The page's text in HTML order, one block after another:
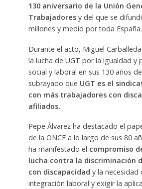
130 aniversario de la Unión
Trabajadoresy del que se
millones y medio por toda España.
Durante el acto, Miguel
la lucha de UGT por la igualdad y
social y laboral en sus 130 años
subrayado que UGT es el
con más trabajadores con
afiliados.
Pepe Álvarez ha destacado el
de la ONCE a lo largo de sus 80
ha manifestado el compromiso
lucha contra la discriminación
con discapacidad y la necesidad
integración laboral y exigir la